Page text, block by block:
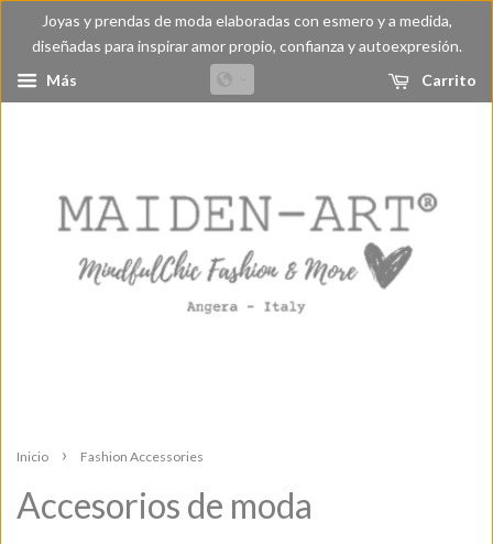
Joyas y prendas de moda elaboradas con esmero y a medida,
diseñadas para inspirar amor propio, confianza y autoexpresión.
Más
Carrito
Inicio › Fashion Accessories
Accesorios de moda